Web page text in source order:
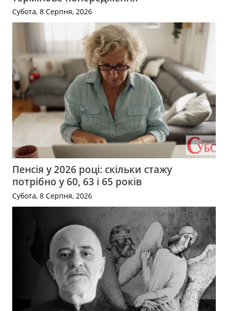
Субота, 8 Серпня, 2026
Пенсія у 2026 році: скільки стажу
потрібно у 60, 63 і 65 років
Субота, 8 Серпня, 2026